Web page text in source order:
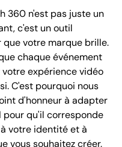
360 n'est pas juste un
c'est un outil
que votre marque brille.
chaque événement
expérience vidéo
C'est pourquoi nous
d'honneur à adapter
pour qu'il corresponde
votre identité et à
vous souhaitez créer.